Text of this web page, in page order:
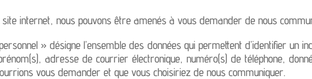
internet, nous pouvons être amenés à vous demander de nous
» désigne l’ensemble des données qui permettent d’identifier un
adresse de courrier électronique, numéro(s) de téléphone,
vous demander et que vous choisiriez de nous communiquer.